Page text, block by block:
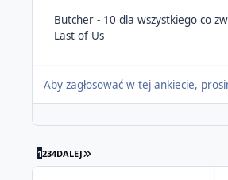
Butcher - 10 dla wszystkiego co
Last of Us
Aby zagłosować w tej ankiecie,
1234DALEJ OSTATNIA STRONA